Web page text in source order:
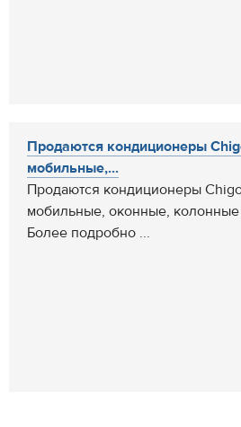
Продаются кондиционеры
мобильные,...
Продаются кондиционеры
мобильные, оконные,
Более подробно ...